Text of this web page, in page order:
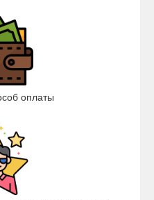
оплаты